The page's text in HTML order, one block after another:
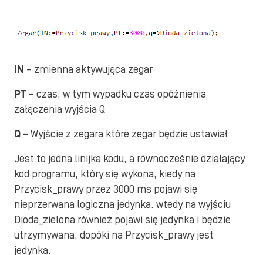
IN – zmienna aktywująca zegar
PT – czas, w tym wypadku czas opóźnienia
załączenia wyjścia Q
Q – Wyjście z zegara które zegar będzie ustawiał
Jest to jedna linijka kodu, a równocześnie działający
kod programu, który się wykona, kiedy na
Przycisk_prawy przez 3000 ms pojawi się
nieprzerwana logiczna jedynka. wtedy na wyjściu
Dioda_zielona również pojawi się jedynka i będzie
utrzymywana, dopóki na Przycisk_prawy jest
jedynka.